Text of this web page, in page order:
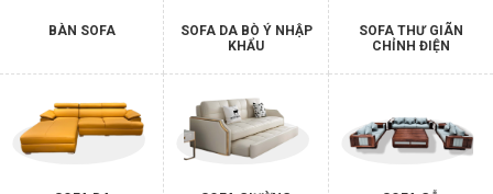
BÀN SOFA
SOFA DA BÒ Ý NHẬP
KHẨU
SOFA THƯ GIÃN
CHỈNH ĐIỆN